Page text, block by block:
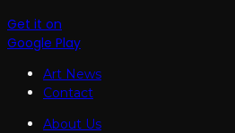
Get it on
Google Play
Art News
Contact
About Us